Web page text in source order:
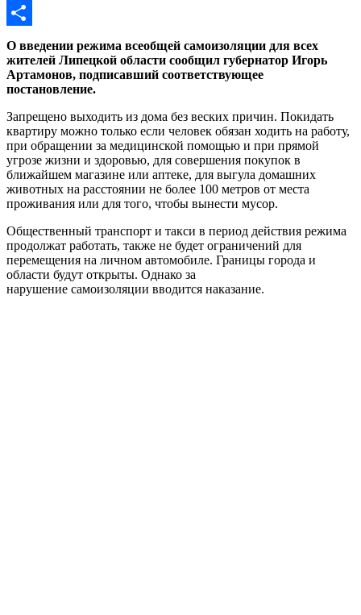
Print
Отправить
О введении режима всеобщей самоизоляции для всех
жителей Липецкой области сообщил губернатор Игорь
Артамонов, подписавший соответствующее
постановление.
Запрещено выходить из дома без веских причин. Покидать
квартиру можно только если человек обязан ходить на работу,
при обращении за медицинской помощью и при прямой
угрозе жизни и здоровью, для совершения покупок в
ближайшем магазине или аптеке, для выгула домашних
животных на расстоянии не более 100 метров от места
проживания или для того, чтобы вынести мусор.
Общественный транспорт и такси в период действия режима
продолжат работать, также не будет ограничений для
перемещения на личном автомобиле. Границы города и
области будут открыты. Однако за
нарушение самоизоляции вводится наказание.